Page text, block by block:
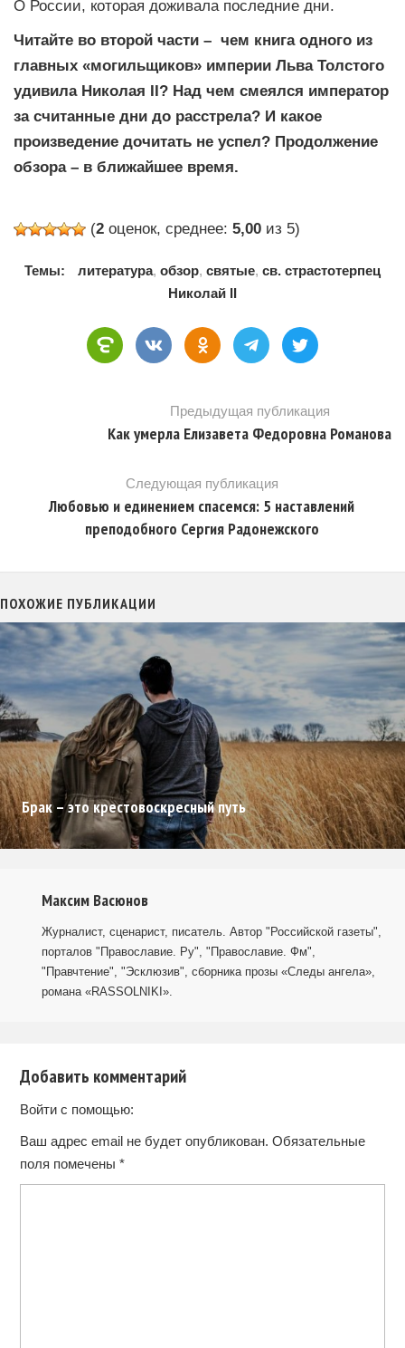
О России, которая доживала последние дни.
Читайте во второй части – чем книга одного из
главных «могильщиков» империи Льва Толстого
удивила Николая II? Над чем смеялся император
за считанные дни до расстрела? И какое
произведение дочитать не успел? Продолжение
обзора – в ближайшее время.
(2 оценок, среднее: 5,00 из 5)
Темы: литература, обзор, святые, св. страстотерпец
Николай II
Предыдущая публикация
Как умерла Елизавета Федоровна Романова
Следующая публикация
Любовью и единением спасемся: 5 наставлений
преподобного Сергия Радонежского
ПОХОЖИЕ ПУБЛИКАЦИИ
Трудные места Евангелия. Кто наследует Царство
Небесное?
Максим Васюнов
Журналист, сценарист, писатель. Автор "Российской газеты",
порталов "Православие. Ру", "Православие. Фм",
"Правчтение", "Эсклюзив", сборника прозы «Следы ангела»,
романа «RASSOLNIKI».
Добавить комментарий
Войти с помощью:
Ваш адрес email не будет опубликован. Обязательные
поля помечены *